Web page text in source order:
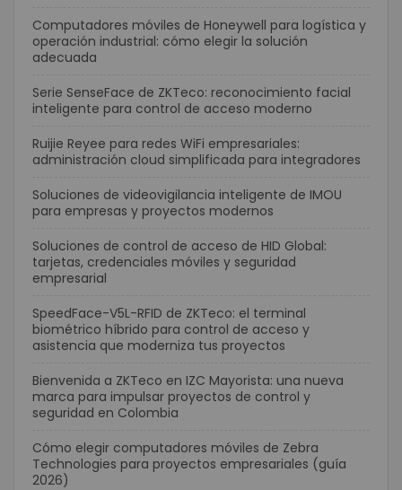
Computadores móviles de Honeywell para logística y
operación industrial: cómo elegir la solución
adecuada
Serie SenseFace de ZKTeco: reconocimiento facial
inteligente para control de acceso moderno
Ruijie Reyee para redes WiFi empresariales:
administración cloud simplificada para integradores
Soluciones de videovigilancia inteligente de IMOU
para empresas y proyectos modernos
Soluciones de control de acceso de HID Global:
tarjetas, credenciales móviles y seguridad
empresarial
SpeedFace-V5L-RFID de ZKTeco: el terminal
biométrico híbrido para control de acceso y
asistencia que moderniza tus proyectos
Bienvenida a ZKTeco en IZC Mayorista: una nueva
marca para impulsar proyectos de control y
seguridad en Colombia
Cómo elegir computadores móviles de Zebra
Technologies para proyectos empresariales (guía
2026)